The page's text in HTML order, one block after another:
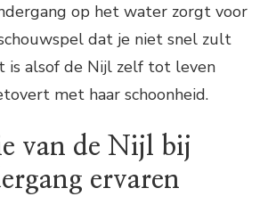
op het water zorgt voor
dat je niet snel zult
is alsof de Nijl zelf tot leven
met haar schoonheid.
van de Nijl bij
ervaren